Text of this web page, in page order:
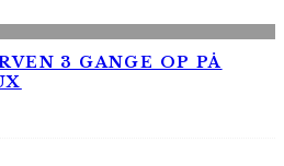
3 GANGE OP PÅ